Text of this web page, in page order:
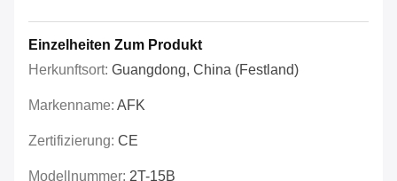
Einzelheiten Zum Produkt
Herkunftsort: Guangdong, China (Festland)
Markenname: AFK
Zertifizierung: CE
Modellnummer: 2T-15B